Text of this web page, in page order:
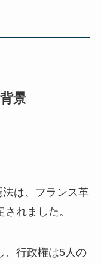
景
は、フランス革
れました。
、行政権は5人の